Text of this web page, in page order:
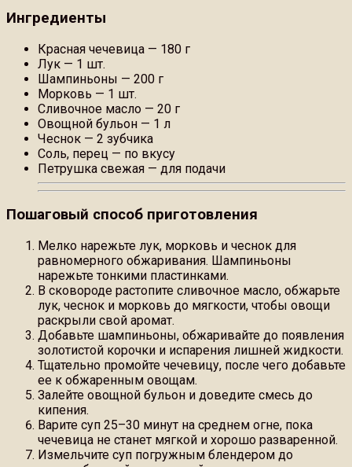
Ингредиенты
Красная чечевица — 180 г
Лук — 1 шт.
Шампиньоны — 200 г
Морковь — 1 шт.
Сливочное масло — 20 г
Овощной бульон — 1 л
Чеснок — 2 зубчика
Соль, перец — по вкусу
Петрушка свежая — для подачи
Пошаговый способ приготовления
Мелко нарежьте лук, морковь и чеснок для
равномерного обжаривания. Шампиньоны
нарежьте тонкими пластинками.
В сковороде растопите сливочное масло, обжарьте
лук, чеснок и морковь до мягкости, чтобы овощи
раскрыли свой аромат.
Добавьте шампиньоны, обжаривайте до появления
золотистой корочки и испарения лишней жидкости.
Тщательно промойте чечевицу, после чего добавьте
ее к обжаренным овощам.
Залейте овощной бульон и доведите смесь до
кипения.
Варите суп 25–30 минут на среднем огне, пока
чечевица не станет мягкой и хорошо разваренной.
Измельчите суп погружным блендером до